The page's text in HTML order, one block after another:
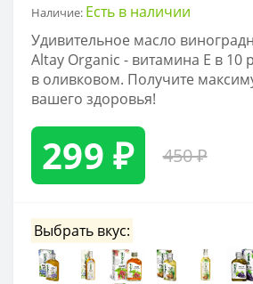
Наличие: Есть в наличии
Удивительное масло
Altay Organic - витамина Е в 10
в оливковом. Получите
вашего здоровья!
299 ₽ 450 ₽
Выбрать вкус: